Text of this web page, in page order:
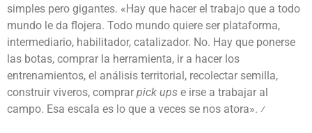
simples pero gigantes. «Hay que hacer el trabajo que a todo
mundo le da flojera. Todo mundo quiere ser plataforma,
intermediario, habilitador, catalizador. No. Hay que ponerse
las botas, comprar la herramienta, ir a hacer los
entrenamientos, el análisis territorial, recolectar semilla,
construir viveros, comprar pick ups e irse a trabajar al
campo. Esa escala es lo que a veces se nos atora». ⁄